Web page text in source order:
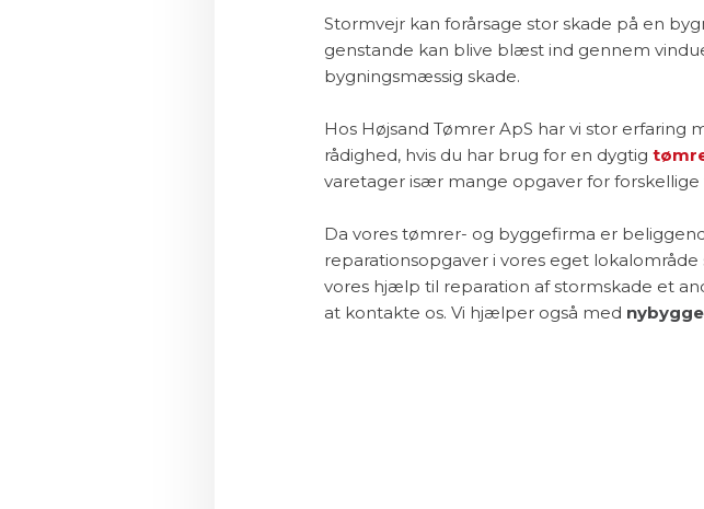
Stormvejr kan forårsage stor skade på en
genstande kan blive blæst ind gennem
bygningsmæssig skade.
Hos Højsand Tømrer ApS har vi stor erfaring
rådighed, hvis du har brug for en dygtig
varetager især mange opgaver for
Da vores tømrer- og byggefirma er
reparationsopgaver i vores eget
vores hjælp til reparation af stormskade et
at kontakte os. Vi hjælper også med